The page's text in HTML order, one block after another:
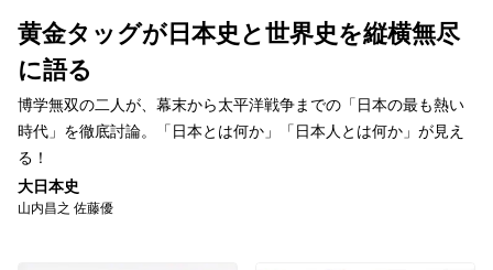
黄金タッグが日本史と世界史を縦横無尽
に語る
博学無双の二人が、幕末から太平洋戦争までの「日本の最も熱い
時代」を徹底討論。「日本とは何か」「日本人とは何か」が見え
る！
大日本史
山内昌之 佐藤優